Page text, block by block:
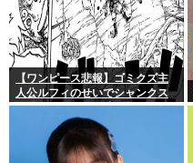
【ワンピース悲報】ゴミクズ主
人公ルフィのせいでシャンクス
に続きギャバンの腕も無くなる